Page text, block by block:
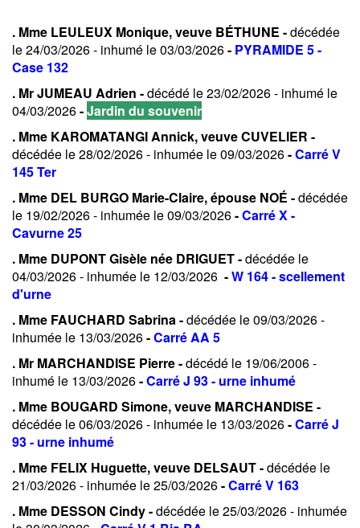
. Mme LEULEUX Monique, veuve BÉTHUNE -décédée
le 24/03/2026 - inhumé le 03/03/2026- PYRAMIDE 5 -
Case 132
. Mr JUMEAU Adrien -décédé le 23/02/2026 - inhumé le
04/03/2026-Jardin du souvenir
. Mme KAROMATANGI Annick, veuve CUVELIER -
décédée le 28/02/2026 - inhumée le 09/03/2026-Carré V
145 Ter
. Mme DEL BURGO Marie-Claire, épouse NOÉ -décédée
le 19/02/2026 - inhumée le 09/03/2026-Carré X -
Cavurne 25
. Mme DUPONT Gisèle née DRIGUET -décédée le
04/03/2026 - inhumée le 12/03/2026 -W 164 - scellement
d'urne
. Mme FAUCHARD Sabrina -décédée le 09/03/2026 -
inhumée le 13/03/2026-Carré AA 5
. Mr MARCHANDISE Pierre -décédé le 19/06/2006 -
inhumé le 13/03/2026-Carré J 93 - urne inhumé
. Mme BOUGARD Simone, veuve MARCHANDISE -
décédée le 06/03/2026 - inhumée le 13/03/2026-Carré J
93 - urne inhumé
. Mme FELIX Huguette, veuve DELSAUT -décédée le
21/03/2026 - inhumée le 25/03/2026-Carré V 163
. Mme DESSON Cindy -décédée le 25/03/2026 - inhumée